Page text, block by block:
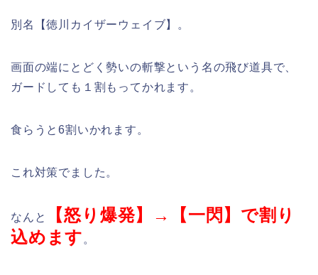
別名【徳川カイザーウェイブ】。
画面の端にとどく勢いの斬撃という名の飛び道具で、
ガードしても１割もってかれます。
食らうと6割いかれます。
これ対策でました。
なんと
【怒り爆発】→【一閃】で割り
込めます 。